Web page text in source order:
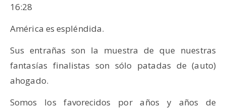
16:28
América es espléndida.
Sus entrañas son la muestra de que nuestras
fantasías finalistas son sólo patadas de (auto)
ahogado.
Somos los favorecidos por años y años de